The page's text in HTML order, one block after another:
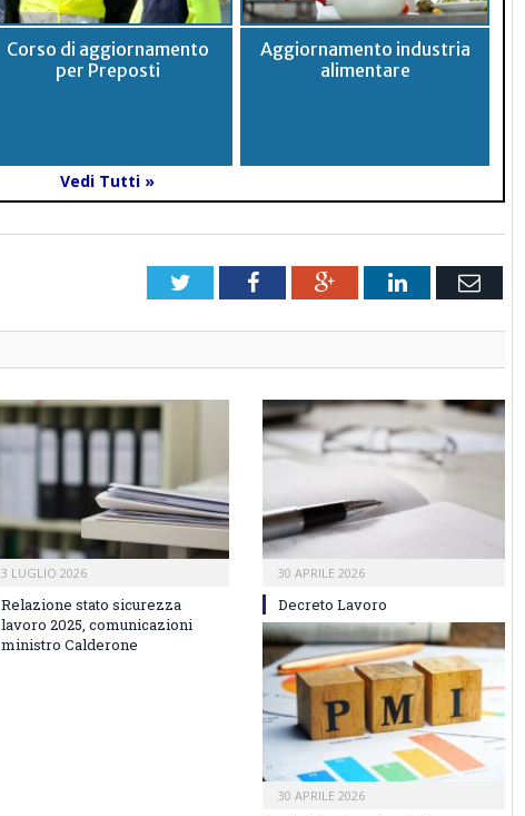
Corso di aggiornamento
per Preposti
Aggiornamento industria
alimentare
Vedi Tutti »
TwitterFacebookGoogle+LinkedInEmail
3 LUGLIO 2026
Relazione stato sicurezza
lavoro 2025, comunicazioni
ministro Calderone
30 APRILE 2026
Decreto Lavoro
30 APRILE 2026